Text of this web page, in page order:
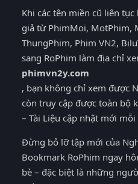
Khi các tên miền cũ liên
giả từ PhimMoi, MotPhim,
ThungPhim, Phim VN2,
sang RoPhim làm địa chỉ
phimvn2y.com
, bạn không chỉ xem được
còn truy cập được toàn bộ
– Tài Liệu cập nhật mới
Đừng bỏ lỡ tập mới của
Bookmark RoPhim ngay
bè – đặc biệt là những